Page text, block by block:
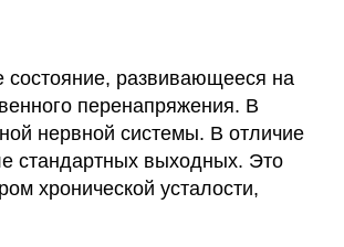
состояние, развивающееся на
перенапряжения. В
нервной системы. В отличие
стандартных выходных. Это
хронической усталости,